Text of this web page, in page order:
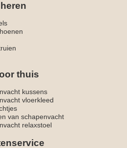
thuis
kussens
vloerkleed
van schapenvacht
relaxstoel